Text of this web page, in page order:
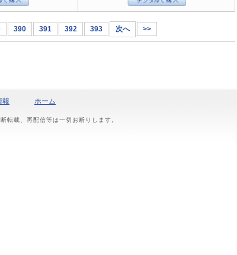
390 391 392 393 次へ >>
報 ホーム
転載、再配信等は一切お断りします。